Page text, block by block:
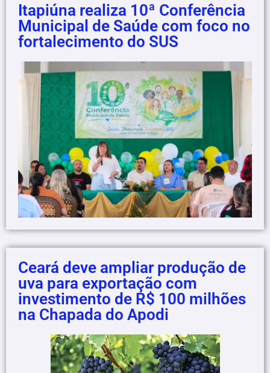
Itapiúna realiza 10ª Conferência
Municipal de Saúde com foco no
fortalecimento do SUS
Ceará deve ampliar produção de
uva para exportação com
investimento de R$ 100 milhões
na Chapada do Apodi